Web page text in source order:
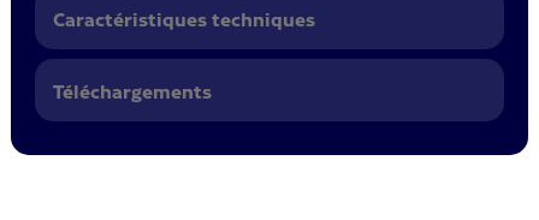
Caractéristiques techniques
Téléchargements